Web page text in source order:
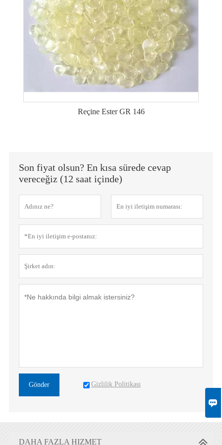

Reçine Ester GR 146
Son fiyat olsun? En kısa sürede cevap
vereceğiz (12 saat içinde)
Gönder Gizlilik Politikası
DAHA FAZLA HIZMET